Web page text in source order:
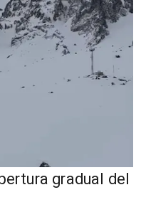
gradual del